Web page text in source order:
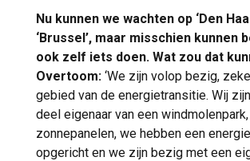
Nu kunnen we wachten op ‘Den
‘Brussel’, maar misschien kunnen
ook zelf iets doen. Wat zou dat
Overtoom: ‘We zijn volop bezig,
gebied van de energietransitie. Wij
deel eigenaar van een
zonnepanelen, we hebben een
opgericht en we zijn bezig met een